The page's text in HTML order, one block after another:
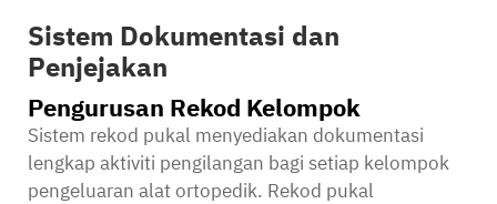
Sistem Dokumentasi dan
Penjejakan
Pengurusan Rekod Kelompok
Sistem rekod pukal menyediakan dokumentasi
lengkap aktiviti pengilangan bagi setiap kelompok
pengeluaran alat ortopedik. Rekod pukal